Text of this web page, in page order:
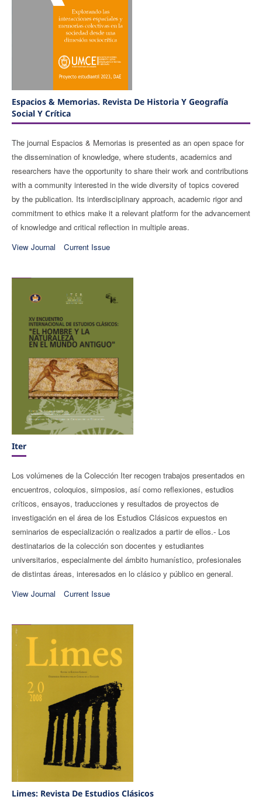
Espacios & Memorias. Revista De Historia Y Geografía
Social Y Crítica
The journal Espacios & Memorias is presented as an open space for
the dissemination of knowledge, where students, academics and
researchers have the opportunity to share their work and contributions
with a community interested in the wide diversity of topics covered
by the publication. Its interdisciplinary approach, academic rigor and
commitment to ethics make it a relevant platform for the advancement
of knowledge and critical reflection in multiple areas.
View Journal
Current Issue
Iter
Los volúmenes de la Colección Iter recogen trabajos presentados en
encuentros, coloquios, simposios, así como reflexiones, estudios
críticos, ensayos, traducciones y resultados de proyectos de
investigación en el área de los Estudios Clásicos expuestos en
seminarios de especialización o realizados a partir de ellos.- Los
destinatarios de la colección son docentes y estudiantes
universitarios, especialmente del ámbito humanístico, profesionales
de distintas áreas, interesados en lo clásico y público en general.
View Journal
Current Issue
Limes: Revista De Estudios Clásicos